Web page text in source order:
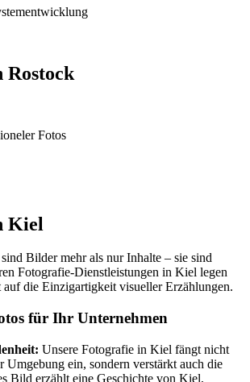
Rostock
Fotos
Kiel
Bilder mehr als nur Inhalte – sie sind
Fotografie-Dienstleistungen in Kiel legen
auf die Einzigartigkeit visueller Erzählungen.
für Ihr Unternehmen
Unsere Fotografie in Kiel fängt nicht
Umgebung ein, sondern verstärkt auch die
Bild erzählt eine Geschichte von Kiel,